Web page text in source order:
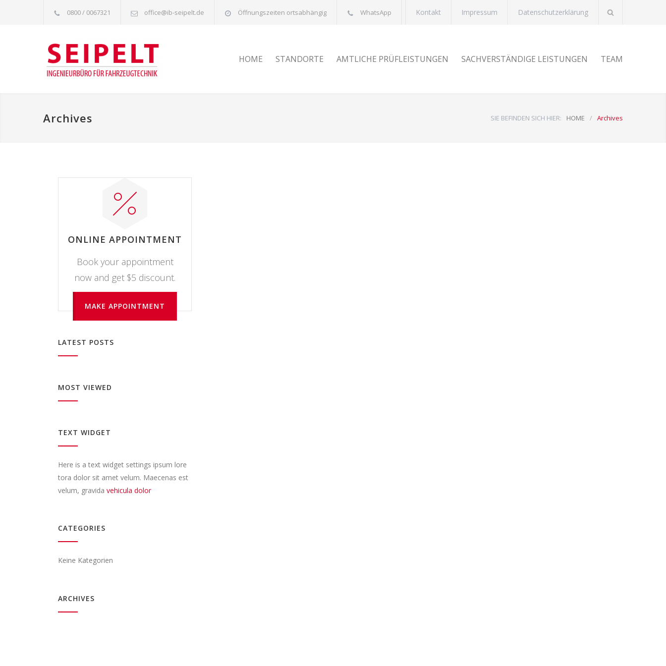
0800 / 0067321 office@ib-seipelt.de Öffnungszeiten ortsabhängig WhatsApp Kontakt Impressum Datenschutzerklärung
HOME STANDORTE AMTLICHE PRÜFLEISTUNGEN SACHVERSTÄNDIGE LEISTUNGEN TEAM
Archives SIE BEFINDEN SICH HIER: HOME / Archives
ONLINE APPOINTMENT
Book your appointment
now and get $5 discount.
MAKE APPOINTMENT
LATEST POSTS
MOST VIEWED
TEXT WIDGET
Here is a text widget settings ipsum lore
tora dolor sit amet velum. Maecenas est
velum, gravida vehicula dolor
CATEGORIES
Keine Kategorien
ARCHIVES